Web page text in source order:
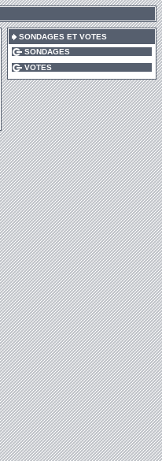
SONDAGES ET VOTES
SONDAGES
VOTES